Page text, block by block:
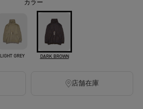
カラー
LIGHT GREY DARK BROWN
店舗在庫